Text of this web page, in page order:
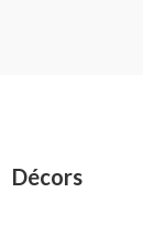
Décors